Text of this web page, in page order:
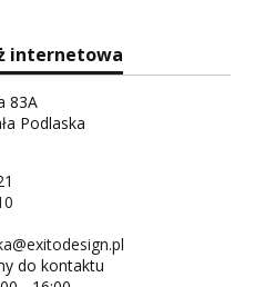
internetowa
83A
Podlaska
do kontaktu